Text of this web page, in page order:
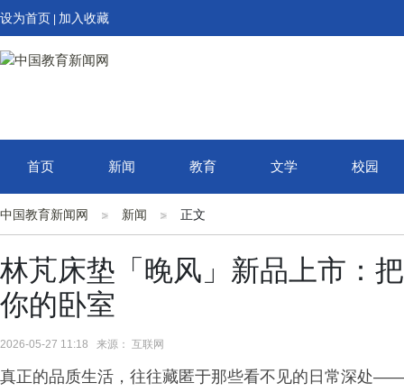
设为首页 加入收藏
首页 新闻 教育 文学 校园
中国教育新闻网 新闻 正文
林芃床垫「晚风」新品上市：
你的卧室
2026-05-27 11:18 来源： 互联网
真正的品质生活，往往藏匿于那些看不见的日常深处